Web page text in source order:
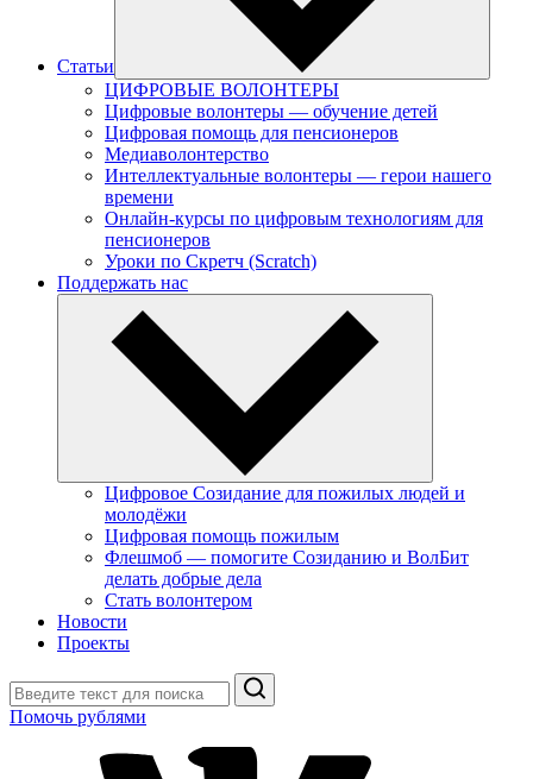
Статьи
ЦИФРОВЫЕ ВОЛОНТЕРЫ
Цифровые волонтеры — обучение детей
Цифровая помощь для пенсионеров
Медиаволонтерство
Интеллектуальные волонтеры — герои нашего
времени
Онлайн-курсы по цифровым технологиям для
пенсионеров
Уроки по Скретч (Scratch)
Поддержать нас
Цифровое Созидание для пожилых людей и
молодёжи
Цифровая помощь пожилым
Флешмоб — помогите Созиданию и ВолБит
делать добрые дела
Стать волонтером
Новости
Проекты
Поиск
Помочь рублями